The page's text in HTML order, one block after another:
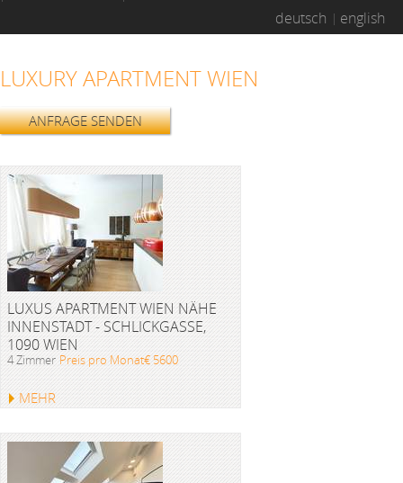
deutsch english
LUXURY APARTMENT WIEN
ANFRAGE SENDEN
LUXUS APARTMENT WIEN NÄHE
INNENSTADT - SCHLICKGASSE,
1090 WIEN
4 Zimmer Preis pro Monat€ 5600
MEHR